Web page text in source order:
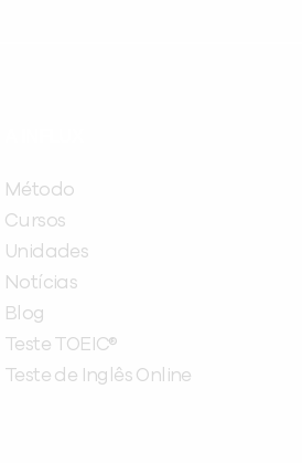
Método
Cursos
Unidades
Notícias
Blog
Teste TOEIC®
Teste de Inglês Online